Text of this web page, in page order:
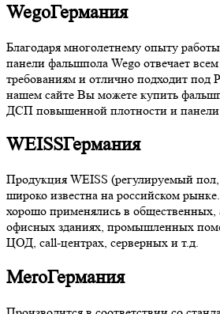
WegoГермания
Благодаря многолетнему опыту
панели фальшпола Wego отвечает
требованиям и отлично подходит под
нашем сайте Вы можете купить
ДСП повышенной плотности и панели
WEISSГермания
Продукция WEISS (регулируемый пол,
широко известна на российском
хорошо применялись в
офисных зданиях, промышленных
ЦОД, call-центрах, серверных и т.д.
MeroГермания